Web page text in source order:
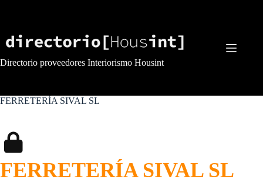
Directorio proveedores Interiorismo Housint
FERRETERÍA SIVAL SL
FERRETERÍA SIVAL SL